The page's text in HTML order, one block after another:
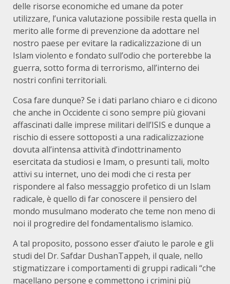
delle risorse economiche ed umane da poter
utilizzare, l’unica valutazione possibile resta quella in
merito alle forme di prevenzione da adottare nel
nostro paese per evitare la radicalizzazione di un
Islam violento e fondato sull’odio che porterebbe la
guerra, sotto forma di terrorismo, all’interno dei
nostri confini territoriali.
Cosa fare dunque? Se i dati parlano chiaro e ci dicono
che anche in Occidente ci sono sempre più giovani
affascinati dalle imprese militari dell’ISIS e dunque a
rischio di essere sottoposti a una radicalizzazione
dovuta all’intensa attività d’indottrinamento
esercitata da studiosi e Imam, o presunti tali, molto
attivi su internet, uno dei modi che ci resta per
rispondere al falso messaggio profetico di un Islam
radicale, è quello di far conoscere il pensiero del
mondo musulmano moderato che teme non meno di
noi il progredire del fondamentalismo islamico.
A tal proposito, possono esser d’aiuto le parole e gli
studi del Dr. Safdar DushanTappeh, il quale, nello
stigmatizzare i comportamenti di gruppi radicali “che
macellano persone e commettono i crimini più